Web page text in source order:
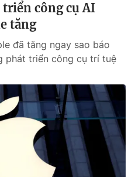
Hạnh, Phạm Quốc Thắng,
- 024.38 355 932
897 897
công cụ AI
tăng
đã tăng ngay sao báo
phát triển công cụ trí tuệ